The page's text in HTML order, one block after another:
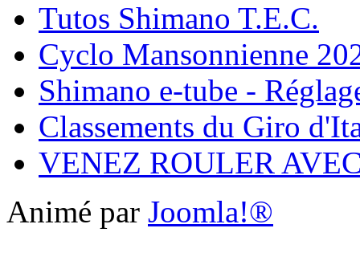
Tutos Shimano T.E.C.
Cyclo Mansonnienne
Shimano e-tube -
Classements du Giro
VENEZ ROULER
Animé par Joomla!®